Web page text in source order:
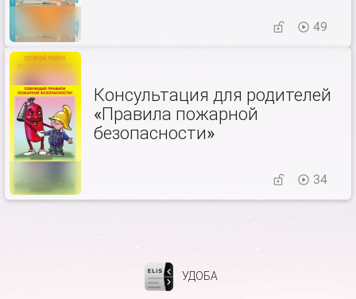
49
Консультация для родителей
«Правила пожарной
безопасности»
34
УДОБА